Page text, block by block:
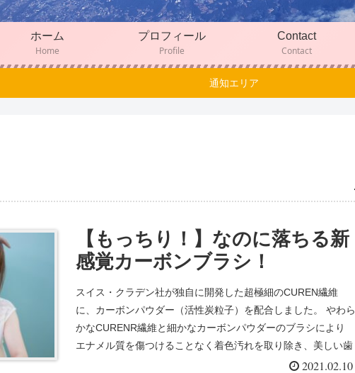
ホーム
Home
プロフィール
Profile
Contact
Contact
通知エリア
【もっちり！】なのに落ちる新
感覚カーボンブラシ！
スイス・クラデン社が独自に開発した超極細のCUREN繊維
に、カーボンパウダー（活性炭粒子）を配合しました。 やわら
かなCURENR繊維と細かなカーボンパウダーのブラシにより
エナメル質を傷つけることなく着色汚れを取り除き、美しい歯
2021.02.10